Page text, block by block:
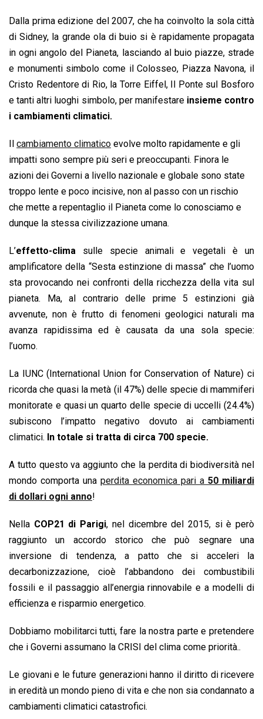
Dalla prima edizione del 2007, che ha coinvolto la sola città
di Sidney, la grande ola di buio si è rapidamente propagata
in ogni angolo del Pianeta, lasciando al buio piazze, strade
e monumenti simbolo come il Colosseo, Piazza Navona, il
Cristo Redentore di Rio, la Torre Eiffel, Il Ponte sul Bosforo
e tanti altri luoghi simbolo, per manifestare insieme contro
i cambiamenti climatici.
cambiamento climatico evolve molto rapidamente e gli
impatti sono sempre più seri e preoccupanti. Finora le
azioni dei Governi a livello nazionale e globale sono state
troppo lente e poco incisive, non al passo con un rischio
che mette a repentaglio il Pianeta come lo conosciamo e
dunque la stessa civilizzazione umana.
L’effetto-clima sulle specie animali e vegetali è un
amplificatore della “Sesta estinzione di massa” che l’uomo
sta provocando nei confronti della ricchezza della vita sul
pianeta. Ma, al contrario delle prime 5 estinzioni già
avvenute, non è frutto di fenomeni geologici naturali ma
avanza rapidissima ed è causata da una sola specie:
l’uomo.
La IUNC (International Union for Conservation of Nature) ci
ricorda che quasi la metà (il 47%) delle specie di mammiferi
monitorate e quasi un quarto delle specie di uccelli (24.4%)
subiscono l’impatto negativo dovuto ai cambiamenti
climatici. In totale si tratta di circa 700 specie.
A tutto questo va aggiunto che la perdita di biodiversità nel
mondo comporta una perdita economica pari a 50 miliardi
di dollari ogni anno!
Nella COP21 di Parigi, nel dicembre del 2015, si è però
raggiunto un accordo storico che può segnare una
inversione di tendenza, a patto che si acceleri la
decarbonizzazione, cioè l’abbandono dei combustibili
fossili e il passaggio all’energia rinnovabile e a modelli di
efficienza e risparmio energetico.
Dobbiamo mobilitarci tutti, fare la nostra parte e pretendere
che i Governi assumano la CRISI del clima come priorità..
Le giovani e le future generazioni hanno il diritto di ricevere
in eredità un mondo pieno di vita e che non sia condannato a
cambiamenti climatici catastrofici.